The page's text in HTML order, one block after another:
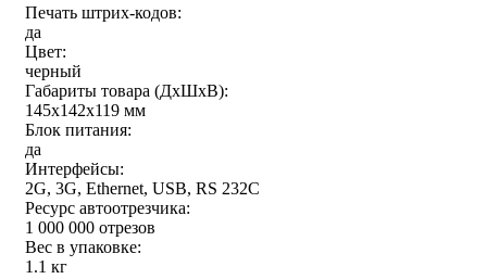
Печать штрих-кодов:
да
Цвет:
черный
Габариты товара (ДxШxВ):
145х142х119 мм
Блок питания:
да
Интерфейсы:
2G, 3G, Ethernet, USB, RS 232C
Ресурс автоотрезчика:
1 000 000 отрезов
Вес в упаковке:
1.1 кг